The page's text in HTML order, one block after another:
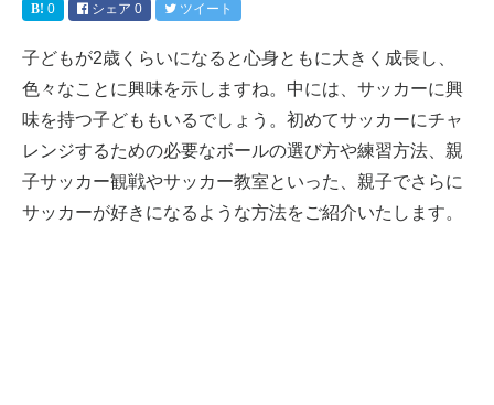
0
シェア 0 ツイート
子どもが2歳くらいになると心身ともに大きく成長し、
色々なことに興味を示しますね。中には、サッカーに興
味を持つ子どももいるでしょう。初めてサッカーにチャ
レンジするための必要なボールの選び方や練習方法、親
子サッカー観戦やサッカー教室といった、親子でさらに
サッカーが好きになるような方法をご紹介いたします。